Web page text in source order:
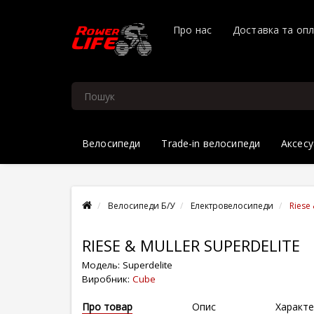
Про нас Доставка та
Велосипеди Trade-in велосипеди
Велосипеди Б/У Електровелосипеди
RIESE & MULLER SUPERDELITE
Модель: Superdelite
Виробник: Cube
Про товар Опис